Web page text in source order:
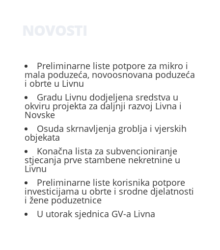
Preliminarne liste potpore za mikro i
mala poduzeća, novoosnovana poduzeća
i obrte u Livnu
Gradu Livnu dodjeljena sredstva u
okviru projekta za daljnji razvoj Livna i
Novske
Osuda skrnavljenja groblja i vjerskih
objekata
Konačna lista za subvencioniranje
stjecanja prve stambene nekretnine u
Livnu
Preliminarne liste korisnika potpore
investicijama u obrte i srodne djelatnosti
i žene poduzetnice
U utorak sjednica GV-a Livna